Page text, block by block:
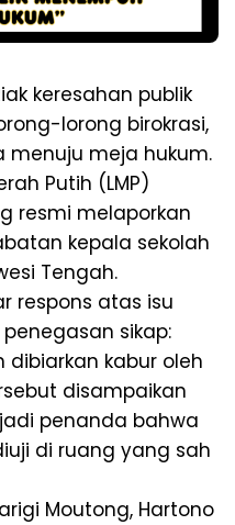
keresahan publik
lorong birokrasi,
menuju meja hukum.
Putih (LMP)
resmi melaporkan
kepala sekolah
Tengah.
respons atas isu
sikap:
kabur oleh
disampaikan
penanda bahwa
di ruang yang sah
Moutong, Hartono